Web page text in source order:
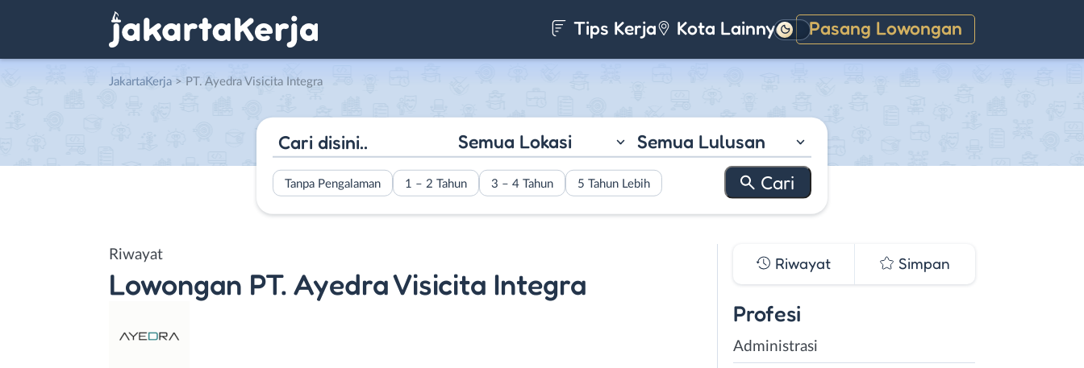
Tips Kerja Kota Lainnya Pasang Lowongan
Gelap
JakartaKerja > PT. Ayedra Visicita Integra
Semua Lokasi Semua Lulusan
Tanpa Pengalaman 1 – 2 Tahun 3 – 4 Tahun 5 Tahun Lebih
Riwayat
Lowongan PT. Ayedra Visicita Integra
Riwayat Simpan
Profesi
Administrasi